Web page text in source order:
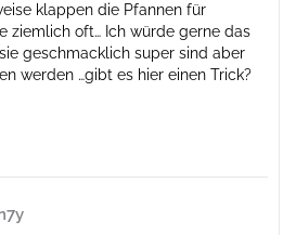
klappen die Pfannen für
ziemlich oft… Ich würde gerne das
geschmacklich super sind aber
werden …gibt es hier einen Trick?